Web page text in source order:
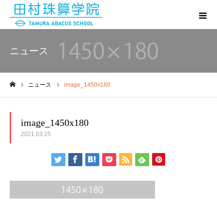
ニュース
ニュース image_1450x180
image_1450x180
2021.03.25